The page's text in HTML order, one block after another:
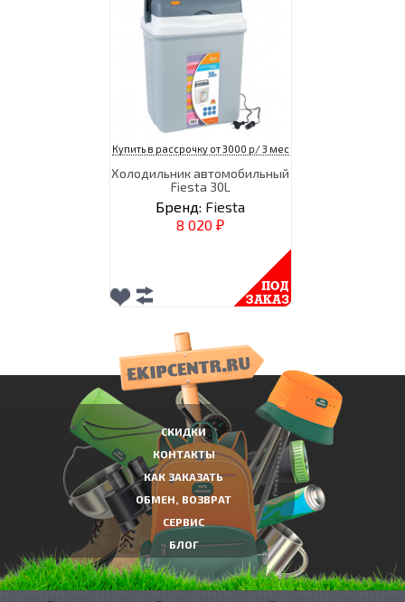
Купить в рассрочку от 3000 р/ 3 мес
Холодильник автомобильный
Fiesta 30L
Бренд: Fiesta
8 020 ₽
СКИДКИ
КОНТАКТЫ
КАК ЗАКАЗАТЬ
ОБМЕН, ВОЗВРАТ
СЕРВИС
БЛОГ